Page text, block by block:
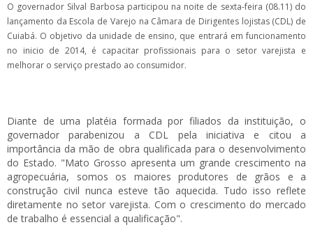
O governador Silval Barbosa participou na noite de sexta-feira (08.11) do
lançamento da Escola de Varejo na Câmara de Dirigentes lojistas (CDL) de
Cuiabá. O objetivo da unidade de ensino, que entrará em funcionamento
no inicio de 2014, é capacitar profissionais para o setor varejista e
melhorar o serviço prestado ao consumidor.
Diante de uma platéia formada por filiados da instituição, o
governador parabenizou a CDL pela iniciativa e citou a
importância da mão de obra qualificada para o desenvolvimento
do Estado. "Mato Grosso apresenta um grande crescimento na
agropecuária, somos os maiores produtores de grãos e a
construção civil nunca esteve tão aquecida. Tudo isso reflete
diretamente no setor varejista. Com o crescimento do mercado
de trabalho é essencial a qualificação".